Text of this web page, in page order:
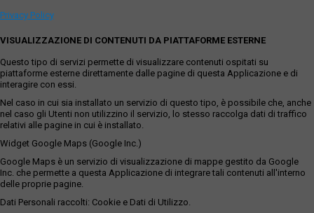
Privacy Policy
VISUALIZZAZIONE DI CONTENUTI DA PIATTAFORME ESTERNE
Questo tipo di servizi permette di visualizzare contenuti ospitati su
piattaforme esterne direttamente dalle pagine di questa Applicazione e di
interagire con essi.
Nel caso in cui sia installato un servizio di questo tipo, è possibile che, anche
nel caso gli Utenti non utilizzino il servizio, lo stesso raccolga dati di traffico
relativi alle pagine in cui è installato.
Widget Google Maps (Google Inc.)
Google Maps è un servizio di visualizzazione di mappe gestito da Google
Inc. che permette a questa Applicazione di integrare tali contenuti all'interno
delle proprie pagine.
Dati Personali raccolti: Cookie e Dati di Utilizzo.